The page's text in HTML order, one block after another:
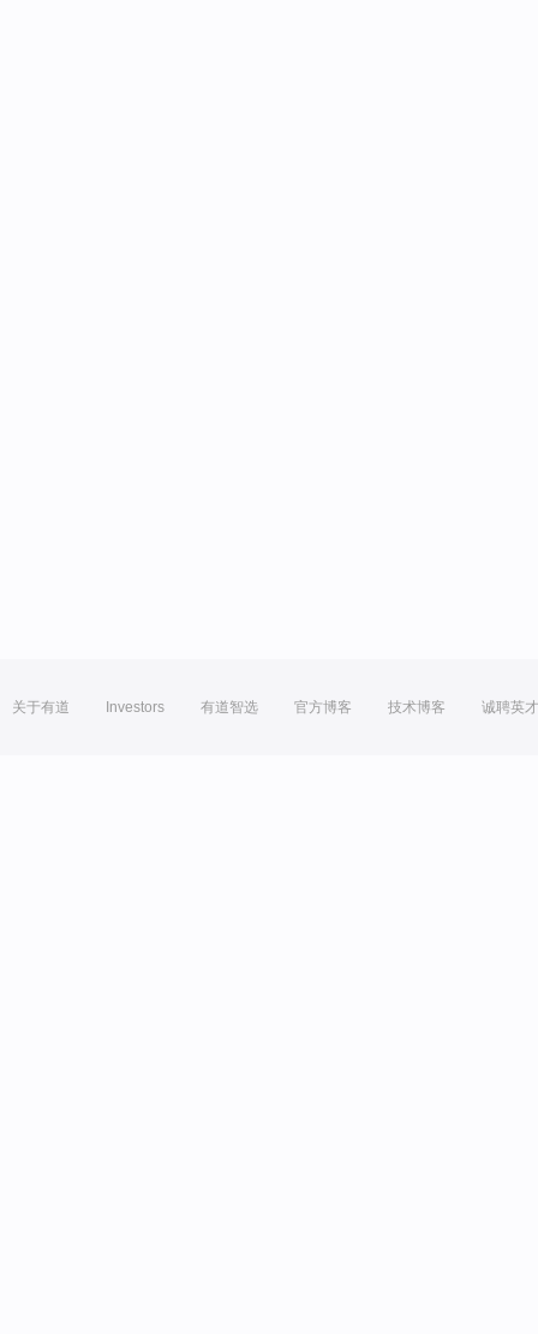
关于有道 Investors 有道智选 官方博客 技术博客 诚聘英才